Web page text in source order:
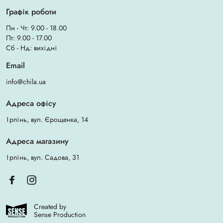
спрямованих пристроїв, а тому купити його не так-то легко.
Якщо вам необхідно купити слиновідсмоктувач для свого
стоматологічного кабінету – вам безумовно варто звернути увагу на
лідерів ринку в даній ніші. Це не тільки знизить ризик помилки
під час покупки, але також дозволить вам надалі без проблем
доставлений вам слиновідсмоктувач виявиться пошкодженим або
Графік роботи
Пн - Чт: 9.00 - 18.00
Пт: 9.00 - 17.00
Сб - Нд: вихідні
Email
info@chila.ua
Адреса офісу
Ірпінь, вул. Єрощенка, 14
Адреса магазину
Ірпінь, вул. Садова, 31
Created by
Sense Production